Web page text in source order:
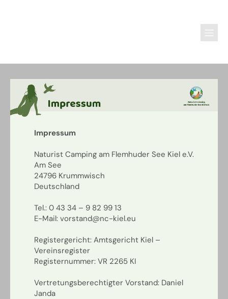
Impressum
Naturist Camping am Flemhuder See Kiel e.V.
Am See
24796 Krummwisch
Deutschland
Tel.: 0 43 34 – 9 82 99 13
E-Mail: vorstand@nc-kiel.eu
Registergericht: Amtsgericht Kiel –
Vereinsregister
Registernummer: VR 2265 KI
Vertretungsberechtigter Vorstand: Daniel
Janda